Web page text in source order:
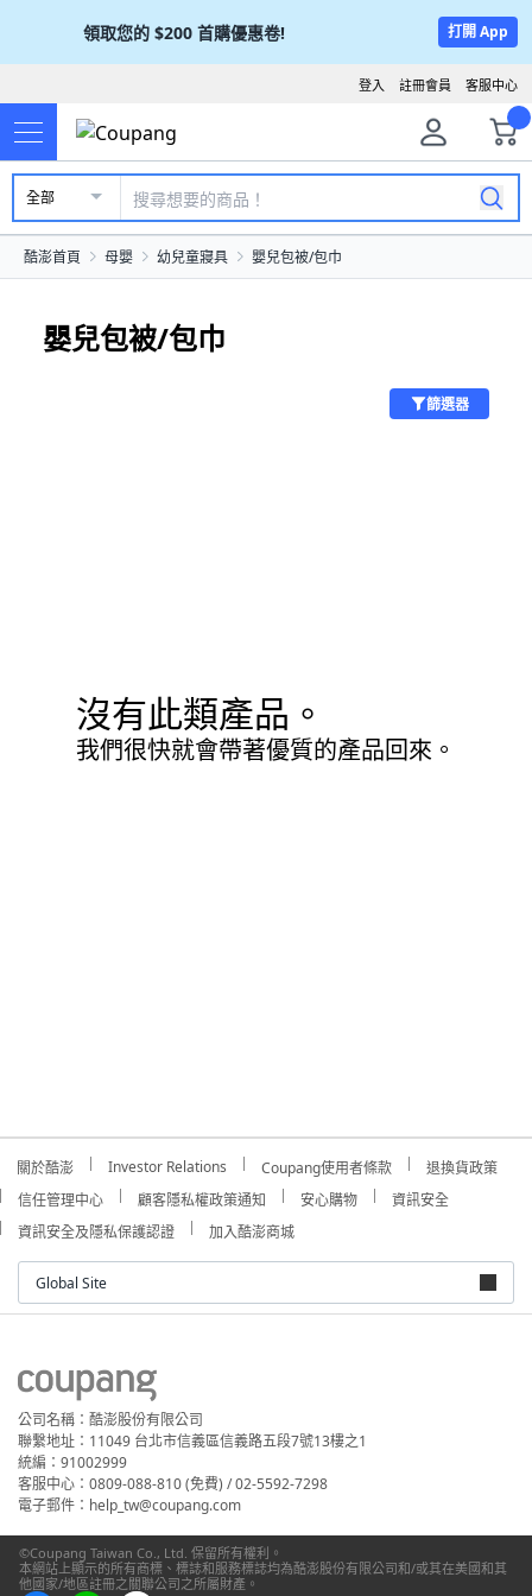
領取您的 $200 首購優惠卷! 打開 App
客服中心
註冊會員
登入
全部
酷澎首頁 母嬰 幼兒童寢具 嬰兒包被/包巾
嬰兒包被/包巾
篩選器
沒有此類產品。
我們很快就會帶著優質的產品回來。
關於酷澎 Investor Relations Coupang使用者條款
退換貨政策
信任管理中心
顧客隱私權政策通知 安心購物
資訊安全
資訊安全及隱私保護認證
加入酷澎商城
Global Site
公司名稱：酷澎股份有限公司
聯繫地址：11049 台北市信義區信義路五段7號13樓之1
統編：91002999
客服中心：0809-088-810 (免費) / 02-5592-7298
電子郵件：help_tw@coupang.com
©Coupang Taiwan Co., Ltd. 保留所有權利。
本網站上顯示的所有商標、標誌和服務標誌均為酷澎股份有限公司和/或其在美國和其
他國家/地區註冊之關聯公司之所屬財產。